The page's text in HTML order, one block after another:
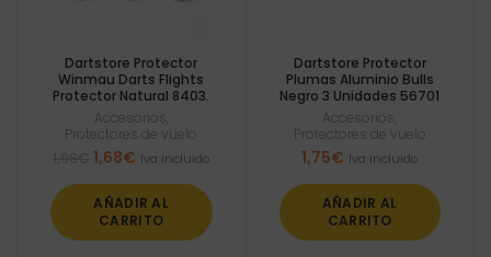
Dartstore Protector
Winmau Darts Flights
Protector Natural 8403.
Accesorios
Protectores de vuelo
El
original
era:
1,98€.
1,68€ El
actual
es:
1,68€.
Iva incluido
AÑADIR AL
CARRITO
Dartstore Protector
Plumas Aluminio Bulls
Negro 3 Unidades 56701
Accesorios
Protectores de vuelo
1,75€ Iva incluido
AÑADIR AL
CARRITO